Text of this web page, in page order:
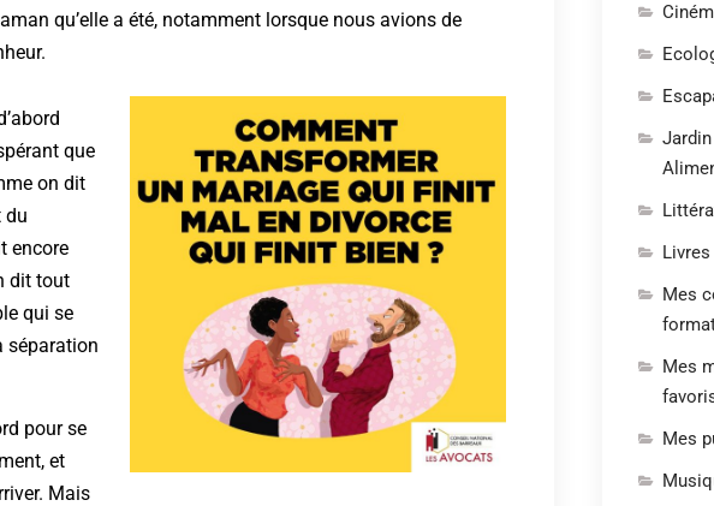
qu’elle a été, notamment lorsque nous avions de
que
on dit
du
encore
dit tout
qui se
séparation
pour se
et
Mais
Livres
Mes
Mes
Mes